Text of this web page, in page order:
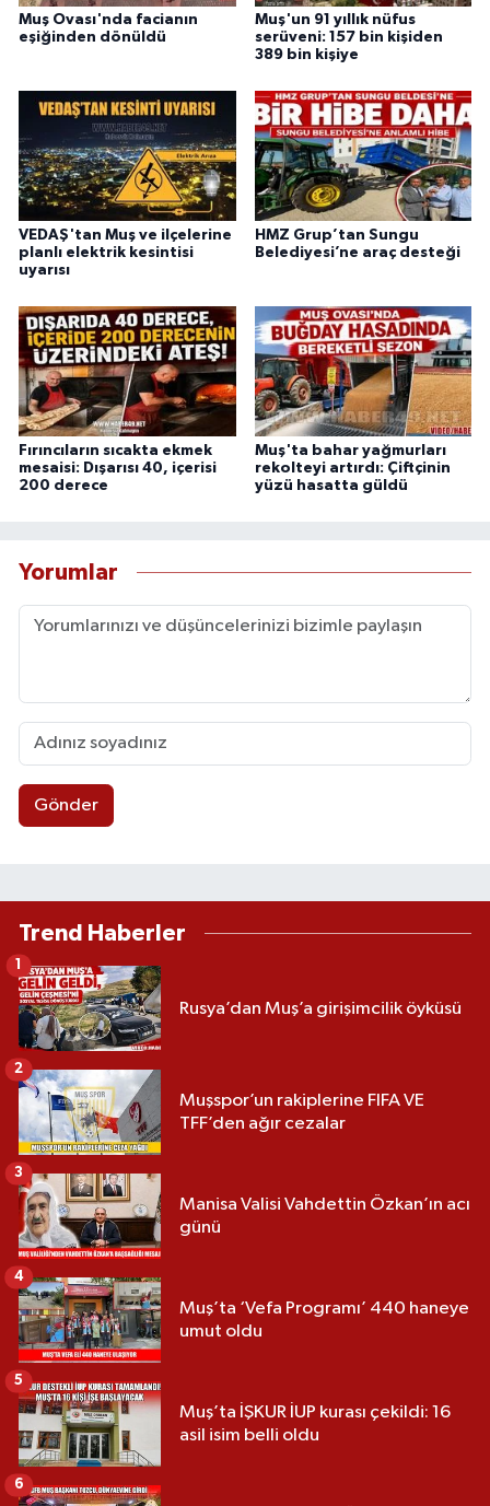
Muş Ovası'nda facianın
eşiğinden dönüldü
Muş'un 91 yıllık nüfus
serüveni: 157 bin kişiden
389 bin kişiye
VEDAŞ'tan Muş ve ilçelerine
planlı elektrik kesintisi
uyarısı
HMZ Grup’tan Sungu
Belediyesi’ne araç desteği
Fırıncıların sıcakta ekmek
mesaisi: Dışarısı 40, içerisi
200 derece
Muş'ta bahar yağmurları
rekolteyi artırdı: Çiftçinin
yüzü hasatta güldü
Yorumlar
Gönder
Trend Haberler
Rusya’dan Muş’a girişimcilik öyküsü
Muşspor’un rakiplerine FIFA VE
TFF’den ağır cezalar
2
Manisa Valisi Vahdettin Özkan’ın acı
günü
3
Muş’ta ‘Vefa Programı’ 440 haneye
umut oldu
4
Muş’ta İŞKUR İUP kurası çekildi: 16
asil isim belli oldu
5
6